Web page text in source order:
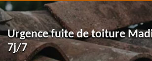
Urgence fuite de toiture
7j/7